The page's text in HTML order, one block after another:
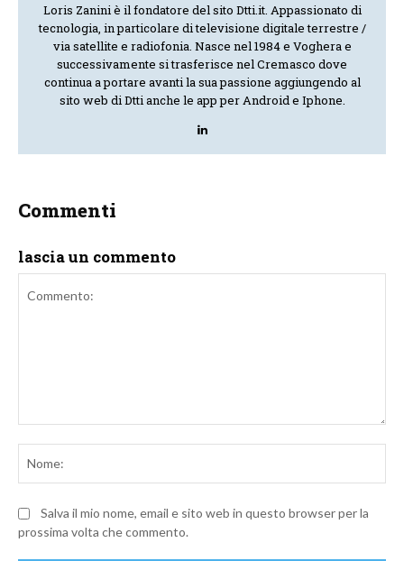
Loris Zanini è il fondatore del sito Dtti.it. Appassionato di
tecnologia, in particolare di televisione digitale terrestre /
via satellite e radiofonia. Nasce nel 1984 e Voghera e
successivamente si trasferisce nel Cremasco dove
continua a portare avanti la sua passione aggiungendo al
sito web di Dtti anche le app per Android e Iphone.
Commenti
lascia un commento
Salva il mio nome, email e sito web in questo browser per la
prossima volta che commento.